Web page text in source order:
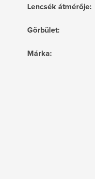
Lencsék átmérője:
Görbület:
Márka: